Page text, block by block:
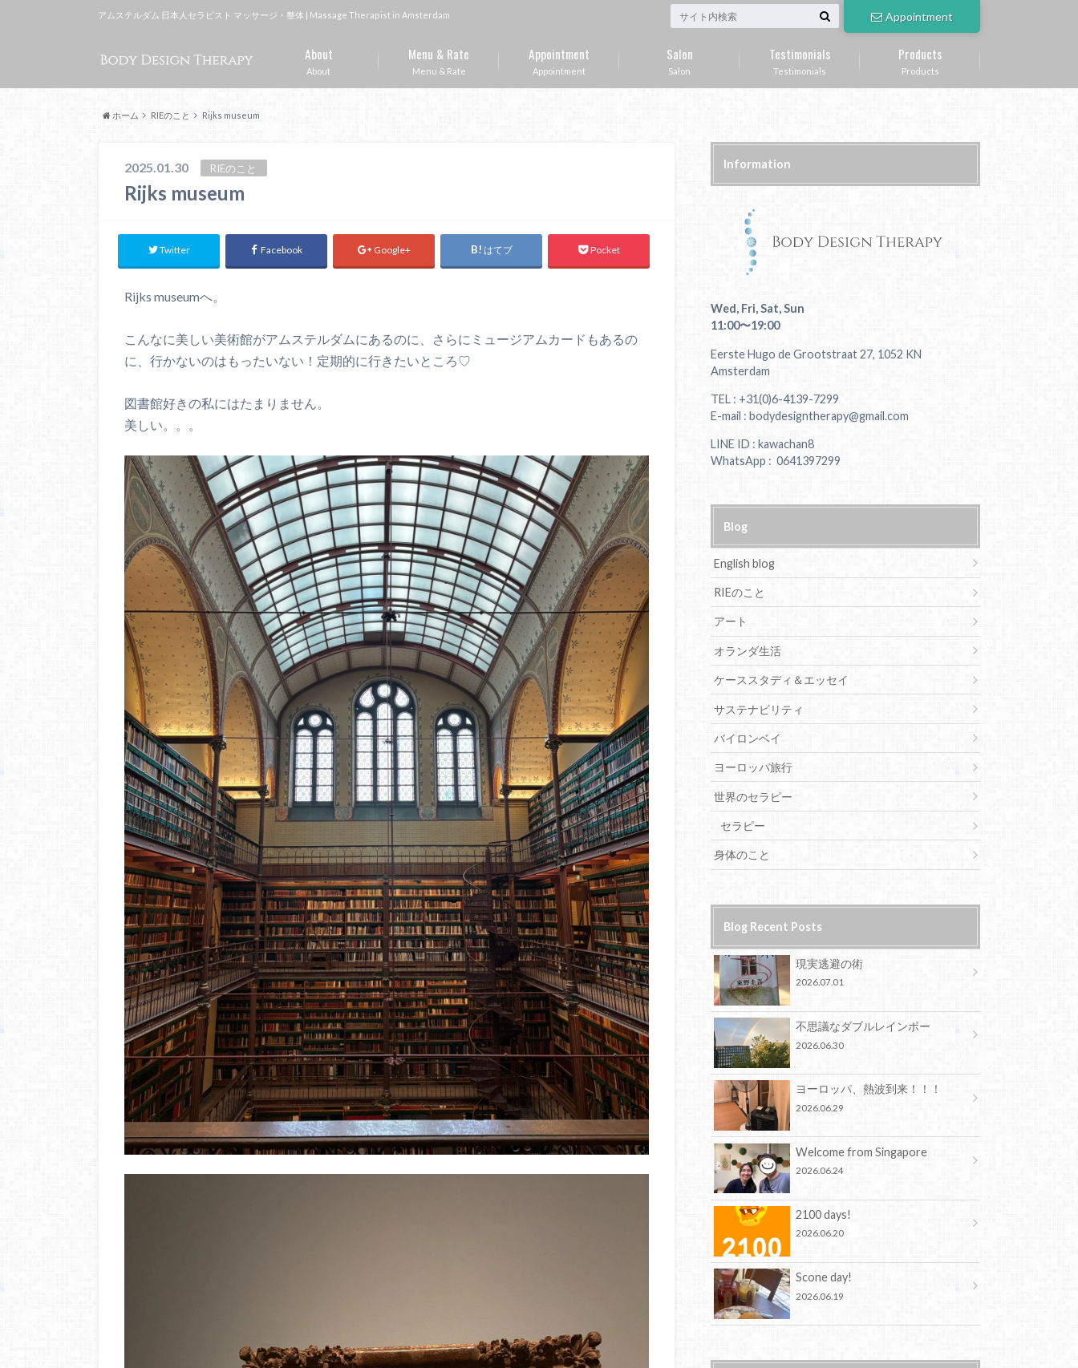
アムステルダム 日本人セラピスト マッサージ・整体 | Massage Therapist in Amsterdam Appointment
About
About
Menu & Rate
Menu & Rate
Appointment
Appointment
Salon
Salon
Testimonials
Testimonials
Products
Products
ホーム RIEのこと Rijks museum
2025.01.30 RIEのこと
Rijks museum
Twitter Facebook Google+ はてブ Pocket
Rijks museumへ。
こんなに美しい美術館がアムステルダムにあるのに、さらにミュージアムカードもあるの
に、行かないのはもったいない！定期的に行きたいところ♡
図書館好きの私にはたまりません。
美しい。。。
Information
Wed, Fri, Sat, Sun
11:00〜19:00
Eerste Hugo de Grootstraat 27, 1052 KN
Amsterdam
TEL : +31(0)6-4139-7299
E-mail : bodydesigntherapy@gmail.com
LINE ID : kawachan8
WhatsApp : 0641397299
Blog
English blog
RIEのこと
アート
オランダ生活
ケーススタディ＆エッセイ
サステナビリティ
バイロンベイ
ヨーロッパ旅行
世界のセラピー
セラピー
身体のこと
Blog Recent Posts
現実逃避の術
2026.07.01
不思議なダブルレインボー
2026.06.30
ヨーロッパ、熱波到来！！！
2026.06.29
Welcome from Singapore
2026.06.24
2100 days!
2026.06.20
Scone day!
2026.06.19